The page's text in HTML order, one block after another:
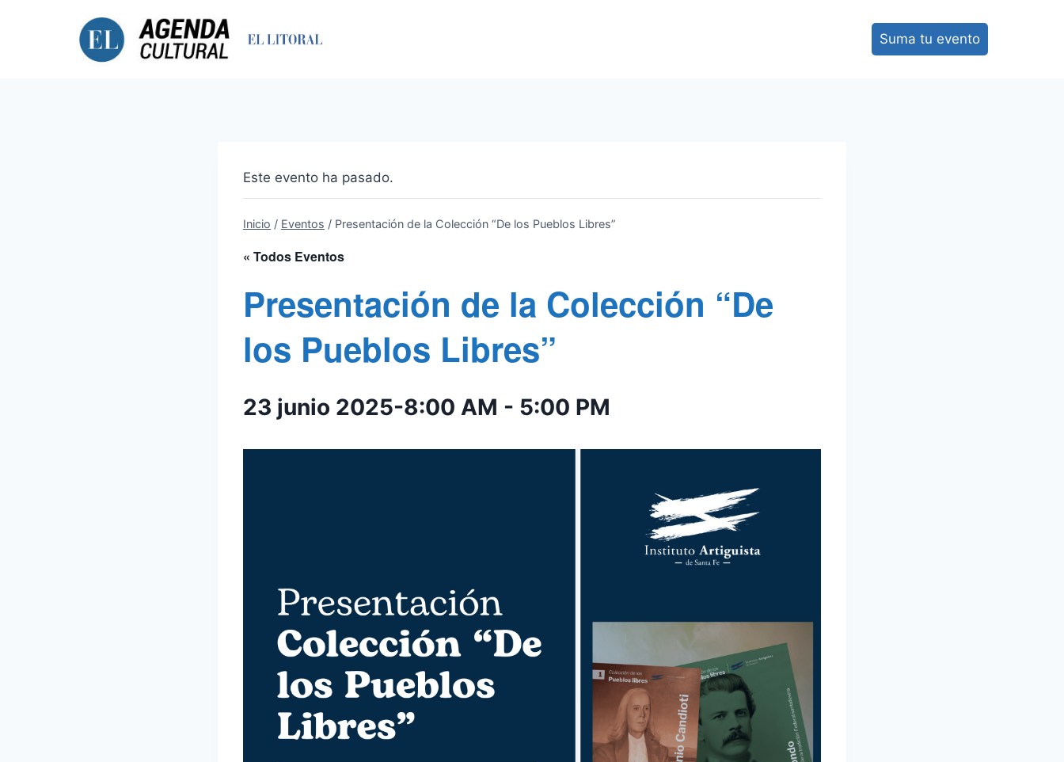
Suma tu evento
Este evento ha pasado.
Inicio / Eventos / Presentación de la Colección “De los Pueblos Libres”
« Todos Eventos
Presentación de la Colección “De
los Pueblos Libres”
23 junio 2025-8:00 AM - 5:00 PM